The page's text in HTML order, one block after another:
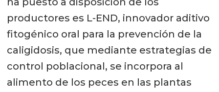
tasas de infestación y las
características del hospedero. (Dean
et al., 2024)
El estudio de las dinámicas
poblacionales mediante
(UACh) y Universidad de Chile (UCh),
con el objetivo para dar soporte
estratégico y fortalecer su
de desarrollo, contando con el
soporte científico de dichos centros
Gerente Técnico
mcozmar@acuanativa.cl
www.acuanativa.cl
productores es L-END, innovador aditivo
fitogénico oral para la prevención de la
caligidosis, que mediante estrategias de
control poblacional, se incorpora al
alimento de los peces en las plantas